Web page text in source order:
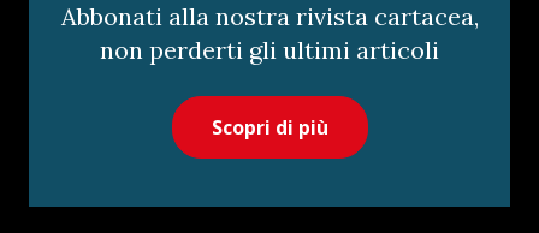
Abbonati alla nostra rivista cartacea,
non perderti gli ultimi articoli
Scopri di più